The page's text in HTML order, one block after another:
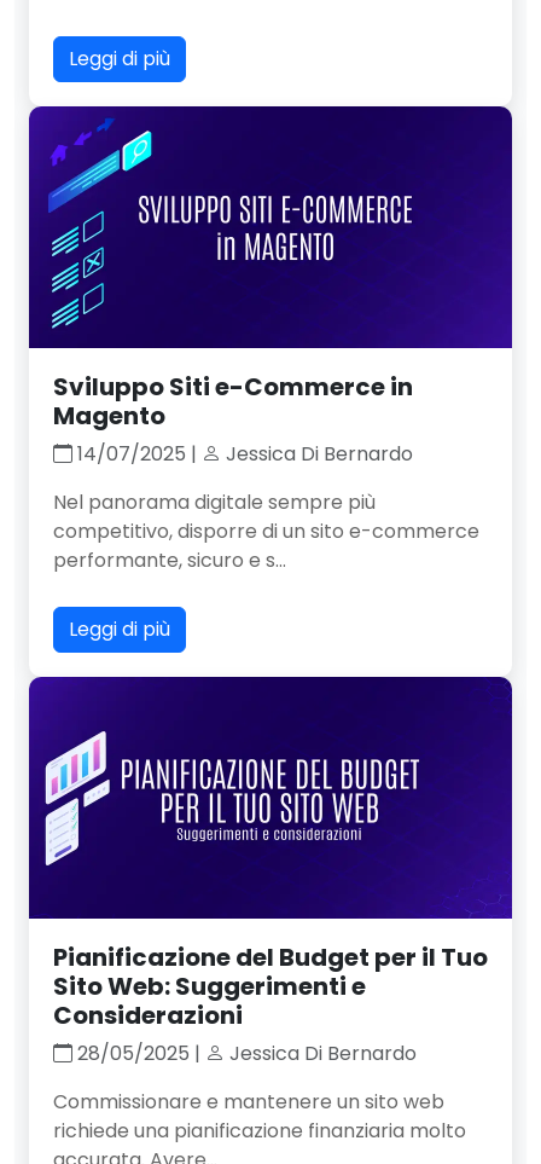
Leggi di più
Sviluppo Siti e-Commerce in
Magento
14/07/2025 |
Jessica Di Bernardo
Nel panorama digitale sempre più
competitivo, disporre di un sito e-commerce
performante, sicuro e s...
Leggi di più
Pianificazione del Budget per il Tuo
Sito Web: Suggerimenti e
Considerazioni
28/05/2025 |
Jessica Di Bernardo
Commissionare e mantenere un sito web
richiede una pianificazione finanziaria molto